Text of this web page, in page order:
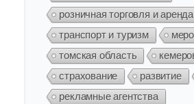
розничная торговля и аренда
транспорт и туризм
томская область
страхование
развитие
рекламные агентства